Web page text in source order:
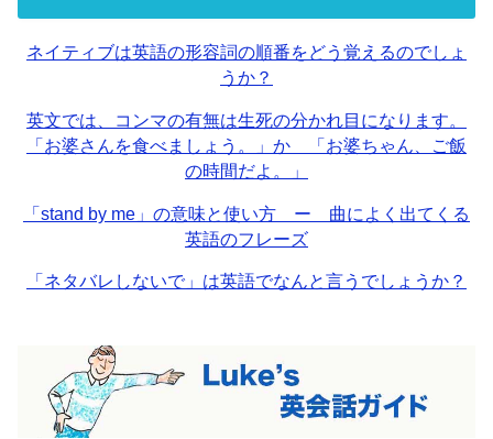
ネイティブは英語の形容詞の順番をどう覚えるのでしょ
うか？
英文では、コンマの有無は生死の分かれ目になります。
「お婆さんを食べましょう。」か 「お婆ちゃん、ご飯
の時間だよ。」
「stand by me」の意味と使い方 ー 曲によく出てくる
英語のフレーズ
「ネタバレしないで」は英語でなんと言うでしょうか？